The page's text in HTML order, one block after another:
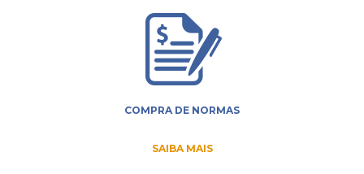
COMPRA DE NORMAS
SAIBA MAIS